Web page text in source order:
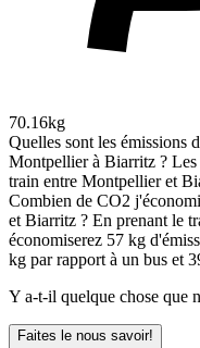
70.16kg
Quelles sont les émissions
Montpellier à Biarritz ? Les
train entre Montpellier et
Combien de CO2
et Biarritz ? En prenant le
économiserez 57 kg
kg par rapport à un bus et
Y a-t-il quelque chose que
Faites le nous savoir!